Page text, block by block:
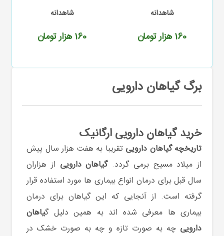
شاهدانه
160 هزار تومان
شاهدانه
160 هزار تومان
برگ گیاهان دارویی
خرید گیاهان دارویی ارگانیک
تاریخچه گیاهان دارویی تقریبا به هفت هزار سال پیش
از میلاد مسیح برمی گردد.گیاهان دارویی از هزاران
سال قبل برای درمان انواع بیماری ها مورد استفاده قرار
گرفته است. از آنجایی که این گیاهان برای درمان
بیماری ها معرفی شده اند به همین دلیل گیاهان
دارویی چه به صورت تازه و چه به صورت خشک در